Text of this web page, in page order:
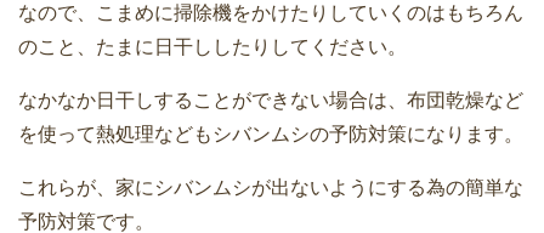
なので、こまめに掃除機をかけたりしていくのはもちろん
のこと、たまに日干ししたりしてください。
なかなか日干しすることができない場合は、布団乾燥など
を使って熱処理などもシバンムシの予防対策になります。
これらが、家にシバンムシが出ないようにする為の簡単な
予防対策です。